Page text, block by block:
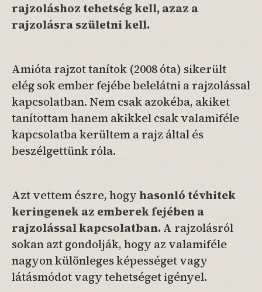
rajzoláshoz tehetség kell, azaz a
rajzolásra születni kell.
Amióta rajzot tanítok (2008 óta) sikerült
elég sok ember fejébe belelátni a rajzolással
kapcsolatban. Nem csak azokéba, akiket
tanítottam hanem akikkel csak valamiféle
kapcsolatba kerültem a rajz által és
beszélgettünk róla.
Azt vettem észre, hogyhasonló tévhitek
keringenek az emberek fejében a
rajzolással kapcsolatban.A rajzolásról
sokan azt gondolják, hogy az valamiféle
nagyon különleges képességet vagy
látásmódot vagy tehetséget igényel.